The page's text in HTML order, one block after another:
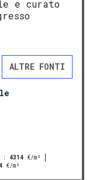
e curato
ALTRE FONTI
: 4314 €/m²
€/m²